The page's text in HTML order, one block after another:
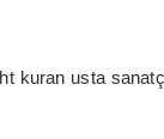
kuran usta